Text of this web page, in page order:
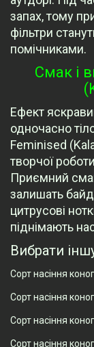
запах, тому
фільтри
помічниками.
Смак і
Ефект
одночасно
Feminised
творчої
Приємний
залишать
цитрусові
піднімають
Вибрати
Сорт насіння
Сорт насіння
Сорт насіння
Сорт насіння